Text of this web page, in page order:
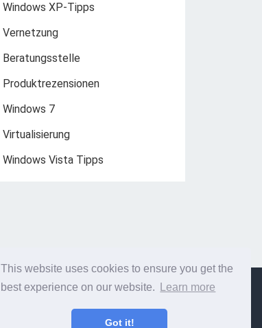
This website uses cookies to ensure you get the
best experience on our website.
Learn more
Got it!
Windows XP-Tipps
Vernetzung
Beratungsstelle
Produktrezensionen
Windows 7
Virtualisierung
Windows Vista Tipps